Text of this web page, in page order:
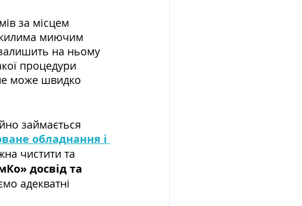
за місцем
килима миючим
на ньому
процедури
може швидко
займається
обладнання і
чистити та
досвід та
адекватні